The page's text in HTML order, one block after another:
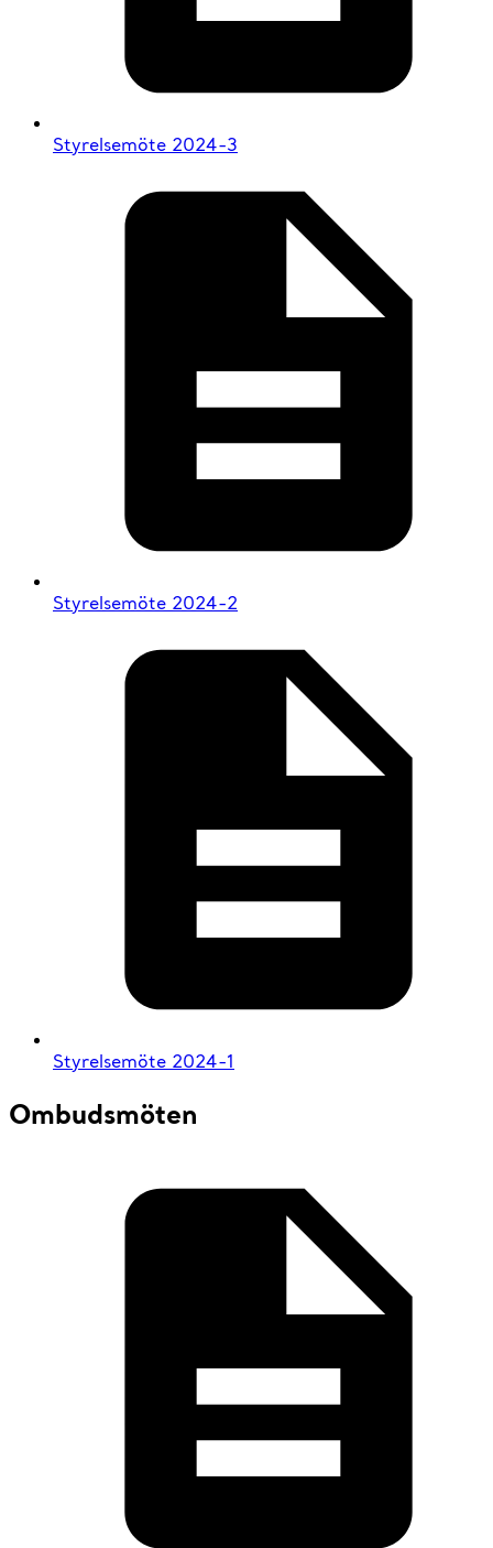
Styrelsemöte 2024-3
Styrelsemöte 2024-2
Styrelsemöte 2024-1
Ombudsmöten